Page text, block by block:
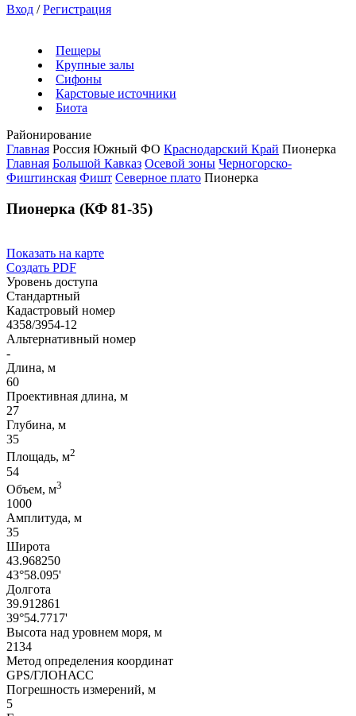
Вход / Регистрация
Пещеры
Крупные залы
Сифоны
Карстовые источники
Биота
Районирование
Главная Россия Южный ФО Краснодарский Край Пионерка
Главная Большой Кавказ Осевой зоны Черногорско-
Фиштинская Фишт Северное плато Пионерка
Пионерка (КФ 81-35)
Показать на карте
Создать PDF
Уровень доступа
Стандартный
Кадастровый номер
4358/3954-12
Альтернативный номер
-
Длина, м
60
Проективная длина, м
27
Глубина, м
35
Площадь, м2
54
Объем, м3
1000
Амплитуда, м
35
Широта
43.968250
43°58.095'
Долгота
39.912861
39°54.7717'
Высота над уровнем моря, м
2134
Метод определения координат
GPS/ГЛОНАСС
Погрешность измерений, м
5